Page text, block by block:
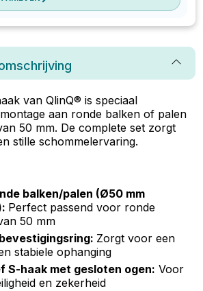
van QlinQ® is speciaal
aan ronde balken of palen
50 mm. De complete set zorgt
stille schommelervaring.
balken/palen (Ø50 mm
Perfect passend voor ronde
50 mm
Zorgt voor een
stabiele ophanging
S-haak met gesloten ogen: Voor
en zekerheid